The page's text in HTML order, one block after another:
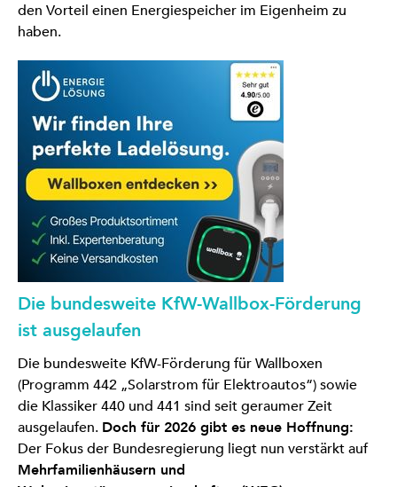
den Vorteil einen Energiespeicher im Eigenheim zu
haben.
Die bundesweite KfW-Wallbox-Förderung
ist ausgelaufen
Die bundesweite KfW-Förderung für Wallboxen
(Programm 442 „Solarstrom für Elektroautos“) sowie
die Klassiker 440 und 441 sind seit geraumer Zeit
ausgelaufen. Doch für 2026 gibt es neue Hoffnung:
Der Fokus der Bundesregierung liegt nun verstärkt auf
Mehrfamilienhäusern und